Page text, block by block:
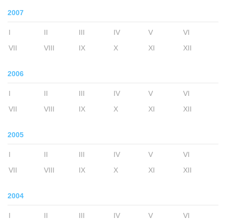
2007
I II III IV V
VI
VII
VIII IX X XI XII
2006
I II III IV V
VI
VII
VIII IX X XI XII
2005
I II III IV V
VI
VII
VIII IX X XI XII
2004
I II III IV V
VI